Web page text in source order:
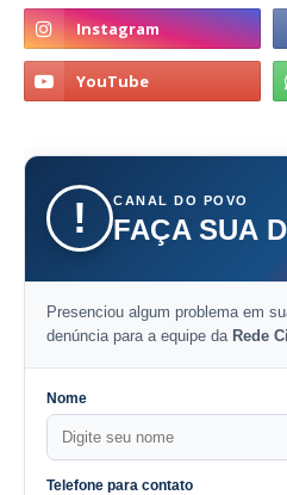
! CANAL DO POVO
FAÇA SUA
Presenciou algum problema em
denúncia para a equipe da Rede
Nome
Telefone para contato